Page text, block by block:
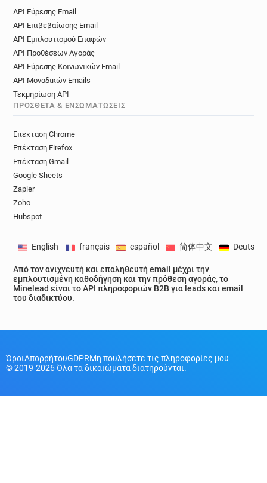
API Εύρεσης Email
API Επιβεβαίωσης Email
API Εμπλουτισμού Επαφών
API Προθέσεων Αγοράς
API Εύρεσης Κοινωνικών Email
API Μοναδικών Emails
Τεκμηρίωση API
ΠΡΌΣΘΕΤΑ & ΕΝΣΩΜΑΤΏΣΕΙΣ
Επέκταση Chrome
Επέκταση Firefox
Επέκταση Gmail
Google Sheets
Zapier
Zoho
Hubspot
Από τον ανιχνευτή και επαληθευτή email μέχρι την
εμπλουτισμένη καθοδήγηση και την πρόθεση αγοράς, το
Minelead είναι το API πληροφοριών B2B για leads και email
του διαδικτύου.
English français español 简体中文 Deutsch
ΌροιΑπορρήτουGDPRΜη πουλήσετε τις πληροφορίες μου
© 2019-2026 Όλα τα δικαιώματα διατηρούνται.